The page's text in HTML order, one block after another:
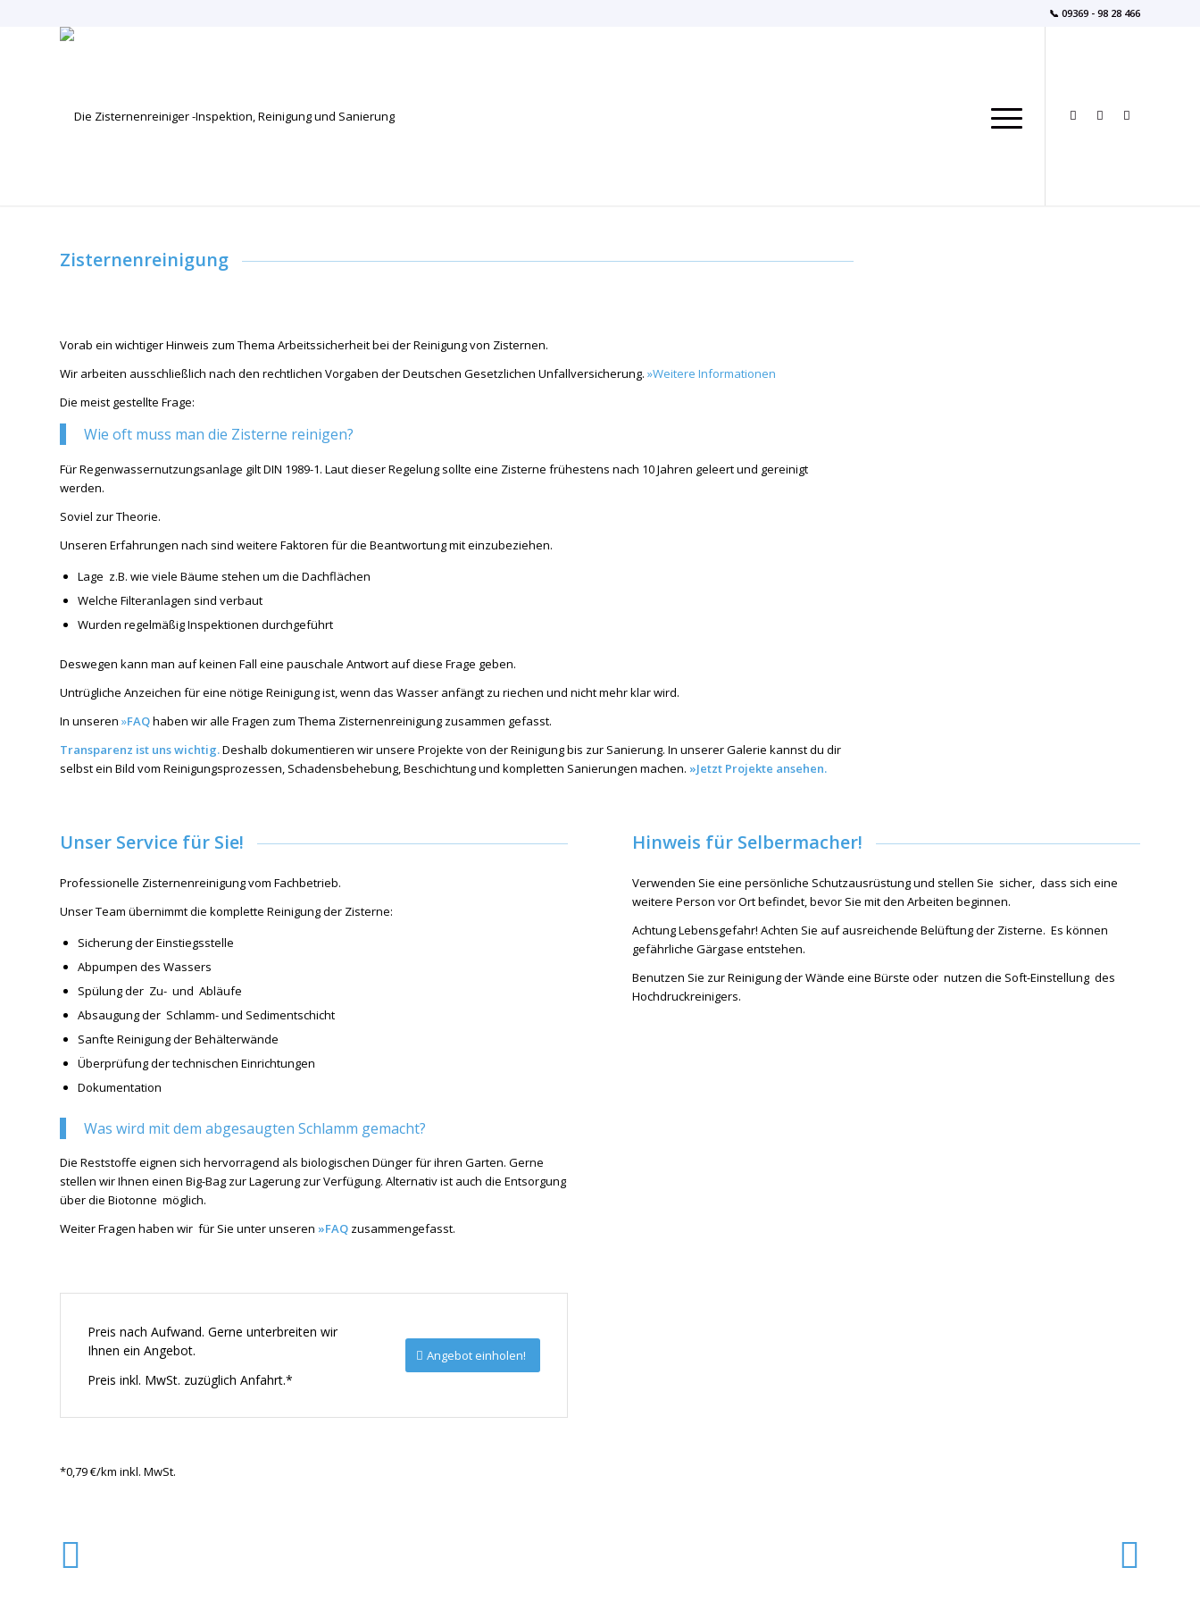
📞 09369 - 98 28 466
Zisternenreinigung
Vorab ein wichtiger Hinweis zum Thema Arbeitssicherheit bei der Reinigung von Zisternen.
Wir arbeiten ausschließlich nach den rechtlichen Vorgaben der Deutschen Gesetzlichen Unfallversicherung. »Weitere Informationen
Die meist gestellte Frage:
Wie oft muss man die Zisterne reinigen?
Für Regenwassernutzungsanlage gilt DIN 1989-1. Laut dieser Regelung sollte eine Zisterne frühestens nach 10 Jahren geleert und gereinigt
werden.
Soviel zur Theorie.
Unseren Erfahrungen nach sind weitere Faktoren für die Beantwortung mit einzubeziehen.
Lage z.B. wie viele Bäume stehen um die Dachflächen
Welche Filteranlagen sind verbaut
Wurden regelmäßig Inspektionen durchgeführt
Deswegen kann man auf keinen Fall eine pauschale Antwort auf diese Frage geben.
Untrügliche Anzeichen für eine nötige Reinigung ist, wenn das Wasser anfängt zu riechen und nicht mehr klar wird.
In unseren »FAQhaben wir alle Fragen zum Thema Zisternenreinigung zusammen gefasst.
Transparenz ist uns wichtig.Deshalb dokumentieren wir unsere Projekte von der Reinigung bis zur Sanierung. In unserer Galerie kannst du dir
selbst ein Bild vom Reinigungsprozessen, Schadensbehebung, Beschichtung und kompletten Sanierungen machen. »Jetzt Projekte ansehen.
Unser Service für Sie!
Professionelle Zisternenreinigung vom Fachbetrieb.
Unser Team übernimmt die komplette Reinigung der Zisterne:
Sicherung der Einstiegsstelle
Abpumpen des Wassers
Spülung der Zu- und Abläufe
Absaugung der Schlamm- und Sedimentschicht
Sanfte Reinigung der Behälterwände
Überprüfung der technischen Einrichtungen
Dokumentation
Was wird mit dem abgesaugten Schlamm gemacht?
Die Reststoffe eignen sich hervorragend als biologischen Dünger für ihren Garten. Gerne
stellen wir Ihnen einen Big-Bag zur Lagerung zur Verfügung. Alternativ ist auch die Entsorgung
über die Biotonne möglich.
Weiter Fragen haben wir für Sie unter unseren »FAQ zusammengefasst.
Preis nach Aufwand. Gerne unterbreiten wir
Ihnen ein Angebot.
Preis inkl. MwSt. zuzüglich Anfahrt.*
Angebot einholen!
*0,79 €/km inkl. MwSt.
Hinweis für Selbermacher!
Verwenden Sie eine persönliche Schutzausrüstung und stellen Sie sicher, dass sich eine
weitere Person vor Ort befindet, bevor Sie mit den Arbeiten beginnen.
Achtung Lebensgefahr! Achten Sie auf ausreichende Belüftung der Zisterne. Es können
gefährliche Gärgase entstehen.
Benutzen Sie zur Reinigung der Wände eine Bürste oder nutzen die Soft-Einstellung des
Hochdruckreinigers.